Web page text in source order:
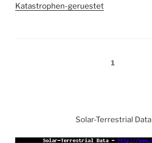
Katastrophen-geruestet
Seite1
Solar-Terrestrial Data